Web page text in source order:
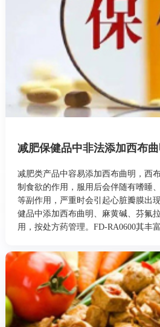
减肥保健品中非法添加西布曲
减肥类产品中容易添加西布曲明，西
制食欲的作用，服用后会伴随有嗜睡
等副作用，严重时会引起心脏瓣膜出
健品中添加西布曲明、麻黄碱、芬氟
用，按处方药管理。FD-RA0600其丰